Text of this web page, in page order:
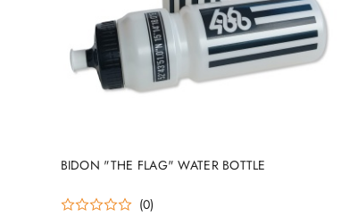
BIDON "THE FLAG" WATER BOTTLE
(0)
DO KOSZYKA